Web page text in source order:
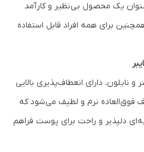
یک محصول بی‌نظیر و کارآمد
برای همه افراد قابل استفاده
و نایلون، دارای انعطاف‌پذیری بالایی
فوق‌العاده نرم و لطیف می‌شود که
دلپذیر و راحت برای پوست فراهم